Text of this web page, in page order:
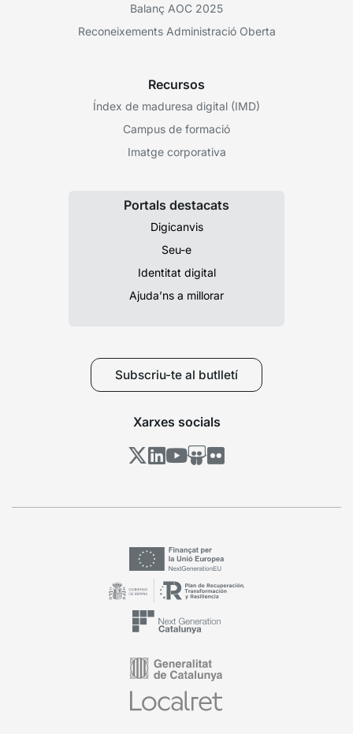
Balanç AOC 2025
Reconeixements Administració Oberta
Recursos
Índex de maduresa digital (IMD)
Campus de formació
Imatge corporativa
Portals destacats
Digicanvis
Seu-e
Identitat digital
Ajuda’ns a millorar
Subscriu-te al butlletí
Xarxes socials